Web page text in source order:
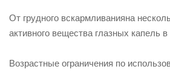
От грудного вскармливанияна
активного вещества глазных капель
Возрастные ограничения по